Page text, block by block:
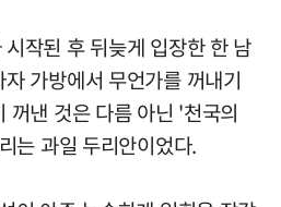
작된 후 뒤늦게 입장한 한 남
가방에서 무언가를 꺼내기
꺼낸 것은 다름 아닌 '천국의
는 과일 두리안이었다.